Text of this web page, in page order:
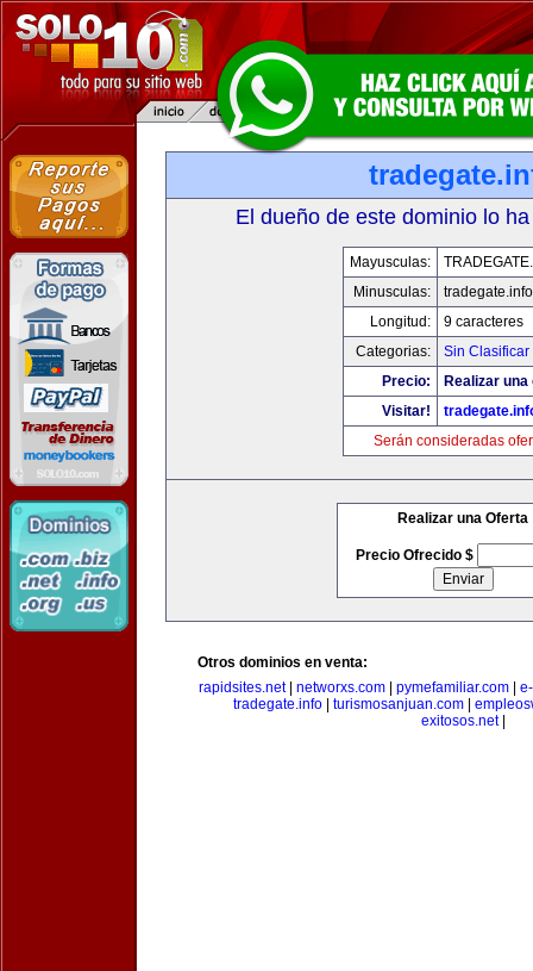
El dueño de este dominio lo
Mayusculas:
Minusculas:
tradegate.info
Longitud:
9 caracteres
Categorias:
Sin Clasificar
Precio:
Realizar
Visitar!
Serán consideradas
Realizar una Oferta
Precio Ofrecido $
Otros dominios en venta:
rapidsites.net| networxs.com| pymefamiliar.com|
tradegate.info| turismosanjuan.com|
exitosos.net|